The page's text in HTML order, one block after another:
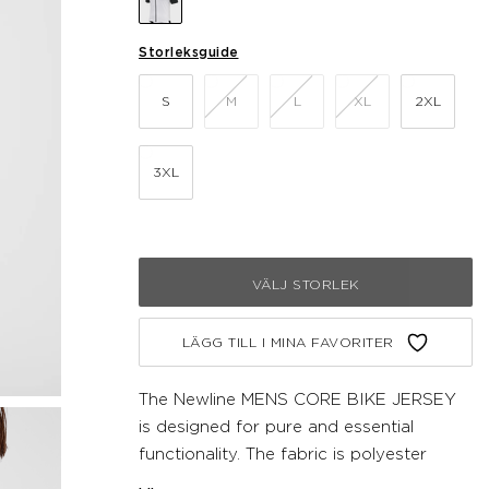
Storleksguide
S M L XL 2XL
3XL
VÄLJ STORLEK
LÄGG TILL I MINA FAVORITER
The Newline MENS CORE BIKE JERSEY
is designed for pure and essential
functionality. The fabric is polyester